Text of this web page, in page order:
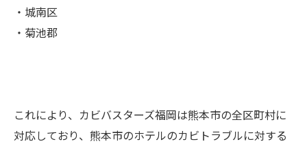
・城南区
・菊池郡
これにより、カビバスターズ福岡は熊本市の全区町村に
対応しており、熊本市のホテルのカビトラブルに対する